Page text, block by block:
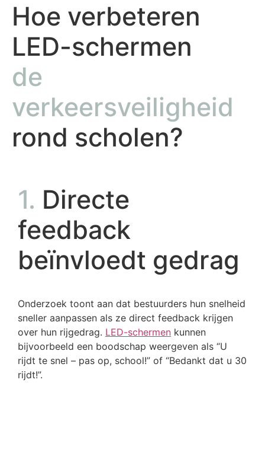
Hoe verbeteren
LED-schermen
de
verkeersveiligheid
rond scholen?
1. Directe
feedback
beïnvloedt gedrag
Onderzoek toont aan dat bestuurders hun snelheid
sneller aanpassen als ze direct feedback krijgen
over hun rijgedrag. LED-schermen kunnen
bijvoorbeeld een boodschap weergeven als “U
rijdt te snel – pas op, school!” of “Bedankt dat u 30
rijdt!”.